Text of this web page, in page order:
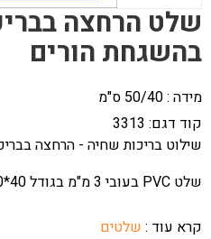
שלט הרחצה
בהשגחת הורים
מידה : 50/40 ס"מ
קוד דגם: 3313
שילוט בריכות שחיה - הרחצה
שלט PVC בעובי 3 מ"מ בגודל 40*50 ס"מ
קרא עוד : שלטים